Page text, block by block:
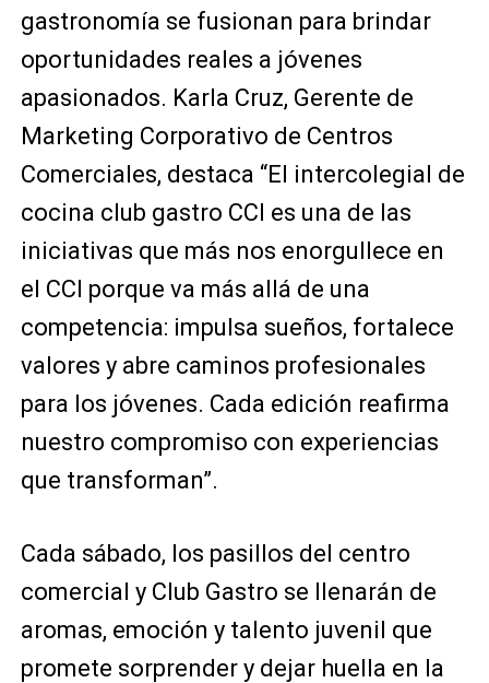
gastronomía se fusionan para brindar
oportunidades reales a jóvenes
apasionados. Karla Cruz, Gerente de
Marketing Corporativo de Centros
Comerciales, destaca “El intercolegial de
cocina club gastro CCI es una de las
iniciativas que más nos enorgullece en
el CCI porque va más allá de una
competencia: impulsa sueños, fortalece
valores y abre caminos profesionales
para los jóvenes. Cada edición reafirma
nuestro compromiso con experiencias
que transforman”.
Cada sábado, los pasillos del centro
comercial y Club Gastro se llenarán de
aromas, emoción y talento juvenil que
promete sorprender y dejar huella en la